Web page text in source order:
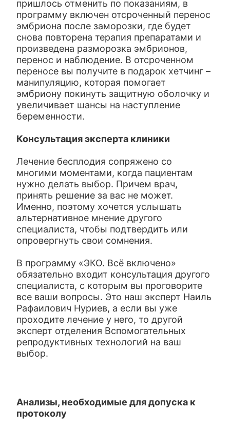
пришлось отменить по показаниям, в
программу включен отсроченный перенос
эмбриона после заморозки, где будет
снова повторена терапия препаратами и
произведена разморозка эмбрионов,
перенос и наблюдение. В отсроченном
переносе вы получите в подарок хетчинг –
манипуляцию, которая помогает
эмбриону покинуть защитную оболочку и
увеличивает шансы на наступление
беременности.
Консультация эксперта клиники
Лечение бесплодия сопряжено со
многими моментами, когда пациентам
нужно делать выбор. Причем врач,
принять решение за вас не может.
Именно, поэтому хочется услышать
альтернативное мнение другого
специалиста, чтобы подтвердить или
опровергнуть свои сомнения.
В программу «ЭКО. Всё включено»
обязательно входит консультация другого
специалиста, с которым вы проговорите
все ваши вопросы. Это наш эксперт Наиль
Рафаилович Нуриев, а если вы уже
проходите лечение у него, то другой
эксперт отделения Вспомогательных
репродуктивных технологий на ваш
выбор.
Анализы, необходимые для допуска к
протоколу